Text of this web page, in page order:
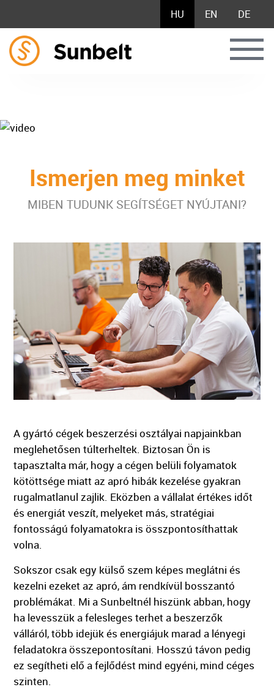
HU EN DE
Ismerjen meg minket
MIBEN TUDUNK SEGÍTSÉGET NYÚJTANI?
A gyártó cégek beszerzési osztályai napjainkban
meglehetősen túlterheltek. Biztosan Ön is
tapasztalta már, hogy a cégen belüli folyamatok
kötöttsége miatt az apró hibák kezelése gyakran
rugalmatlanul zajlik. Eközben a vállalat értékes időt
és energiát veszít, melyeket más, stratégiai
fontosságú folyamatokra is összpontosíthattak
volna.
Sokszor csak egy külső szem képes meglátni és
kezelni ezeket az apró, ám rendkívül bosszantó
problémákat. Mi a Sunbeltnél hiszünk abban, hogy
ha levesszük a felesleges terhet a beszerzők
válláról, több idejük és energiájuk marad a lényegi
feladatokra összepontosítani. Hosszú távon pedig
ez segítheti elő a fejlődést mind egyéni, mind céges
szinten.